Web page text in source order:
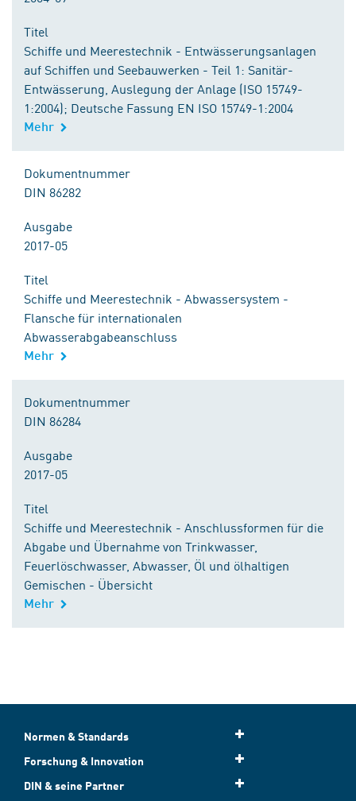
Titel
Schiffe und Meerestechnik - Entwässerungsanlagen
auf Schiffen und Seebauwerken - Teil 1: Sanitär-
Entwässerung, Auslegung der Anlage (ISO 15749-
1:2004); Deutsche Fassung EN ISO 15749-1:2004
Mehr
Dokumentnummer
DIN 86282
Ausgabe
2017-05
Titel
Schiffe und Meerestechnik - Abwassersystem -
Flansche für internationalen
Abwasserabgabeanschluss
Mehr
Dokumentnummer
DIN 86284
Ausgabe
2017-05
Titel
Schiffe und Meerestechnik - Anschlussformen für die
Abgabe und Übernahme von Trinkwasser,
Feuerlöschwasser, Abwasser, Öl und ölhaltigen
Gemischen - Übersicht
Mehr
Normen & Standards
Forschung & Innovation
DIN & seine Partner